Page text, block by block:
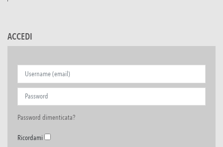
ACCEDI
Password dimenticata?
Ricordami